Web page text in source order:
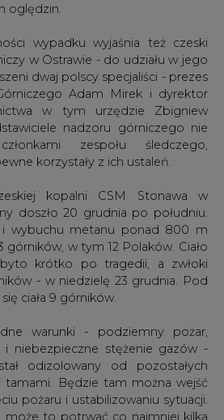
oględzin.
wypadku wyjaśnia też czeski
w Ostrawie - do udziału w jego
dwaj polscy specjaliści - prezes
Adam Mirek i dyrektor
w tym urzędzie Zbigniew
nadzoru górniczego nie
zespołu śledczego,
korzystały z ich ustaleń.
kopalni CSM Stonawa w
doszło 20 grudnia po południu.
i wybuchu metanu ponad 800 m
górników, w tym 12 Polaków. Ciało
krótko po tragedii, a zwłoki
- w niedzielę 23 grudnia. Pod
ciała 9 górników.
warunki - podziemny pożar,
i niebezpieczne stężenie gazów -
odizolowany od pozostałych
tamami. Będzie tam można wejść
pożaru i ustabilizowaniu sytuacji.
może to potrwać co najmniej kilka